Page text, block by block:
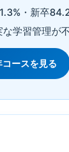
・新卒
学習管理が
ースを見る